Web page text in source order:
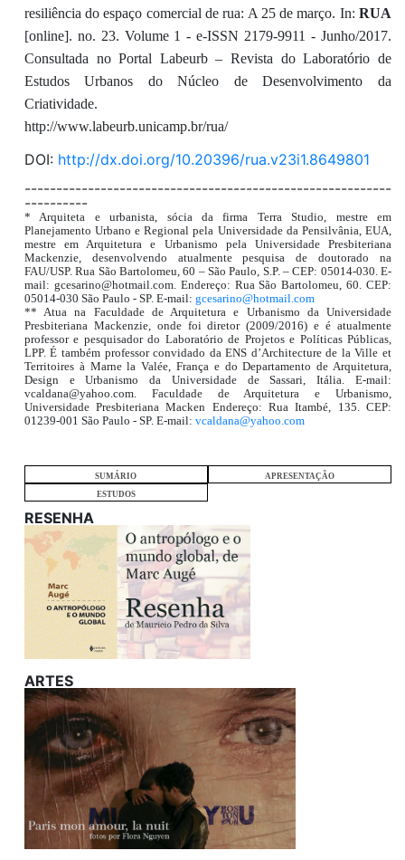
resiliência do espaço comercial de rua: A 25 de março. In: RUA
[online]. no. 23. Volume 1 - e-ISSN 2179-9911 - Junho/2017.
Consultada no Portal Labeurb – Revista do Laboratório de
Estudos Urbanos do Núcleo de Desenvolvimento da
Criatividade.
http://www.labeurb.unicamp.br/rua/
DOI: http://dx.doi.org/10.20396/rua.v23i1.8649801
----------------------------------------------------------
----------
* Arquiteta e urbanista, sócia da firma Terra Studio, mestre em
Planejamento Urbano e Regional pela Universidade da Pensilvânia, EUA,
mestre em Arquitetura e Urbanismo pela Universidade Presbiteriana
Mackenzie, desenvolvendo atualmente pesquisa de doutorado na
FAU/USP. Rua São Bartolomeu, 60 – São Paulo, S.P. – CEP: 05014-030. E-
mail: gcesarino@hotmail.com. Endereço: Rua São Bartolomeu, 60. CEP:
05014-030 São Paulo - SP. E-mail: gcesarino@hotmail.com
** Atua na Faculdade de Arquitetura e Urbanismo da Universidade
Presbiteriana Mackenzie, onde foi diretor (2009/2016) e é atualmente
professor e pesquisador do Laboratório de Projetos e Políticas Públicas,
LPP. É também professor convidado da ENS d’Architecture de la Ville et
Territoires à Marne la Valée, França e do Departamento de Arquitetura,
Design e Urbanismo da Universidade de Sassari, Itália. E-mail:
vcaldana@yahoo.com. Faculdade de Arquitetura e Urbanismo,
Universidade Presbiteriana Macken Endereço: Rua Itambé, 135. CEP:
01239-001 São Paulo - SP. E-mail: vcaldana@yahoo.com
SUMÁRIO
APRESENTAÇÃO
ESTUDOS
RESENHA
ARTES